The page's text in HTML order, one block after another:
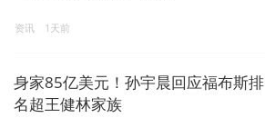
资讯 1天前
身家85亿美元！孙宇晨回应福布斯排
名超王健林家族